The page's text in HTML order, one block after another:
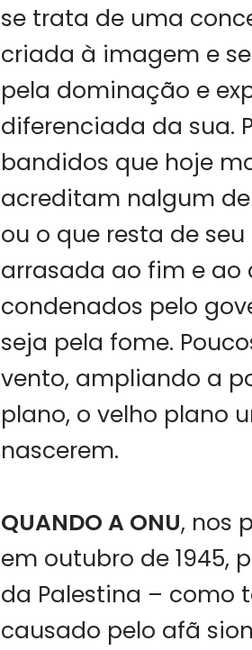
se trata de uma
criada à imagem e
pela dominação e
diferenciada da sua.
bandidos que hoje
acreditam nalgum
ou o que resta de
arrasada ao fim e ao
condenados pelo
seja pela fome.
vento, ampliando a
plano, o velho plano
nascerem.
QUANDO A ONU, nos
em outubro de 1945,
da Palestina – como
causado pelo afã